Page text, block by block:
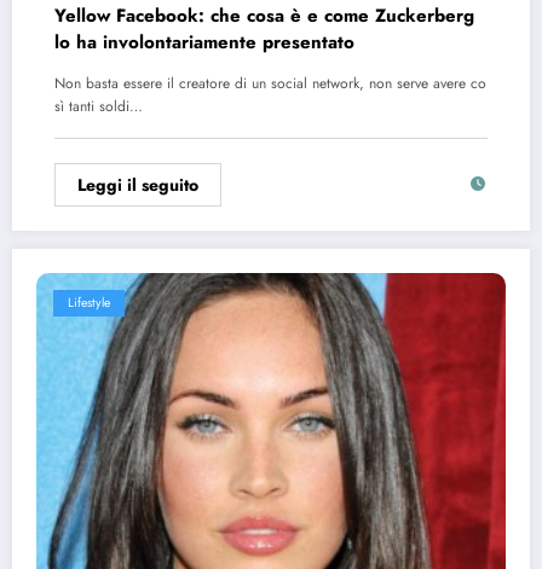
Yellow Facebook: che cosa è e come Zuckerberg
lo ha involontariamente presentato
Non basta essere il creatore di un social network, non serve avere co
sì tanti soldi…
Leggi il seguito
Lifestyle